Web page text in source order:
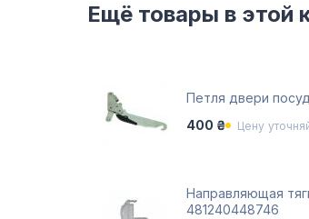
Ещё товары в этой
Петля двери
400 ₴
Цену
Направляющая
481240448746